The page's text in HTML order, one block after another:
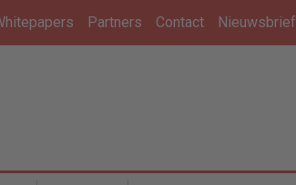
Partners Contact Nieuwsbrief